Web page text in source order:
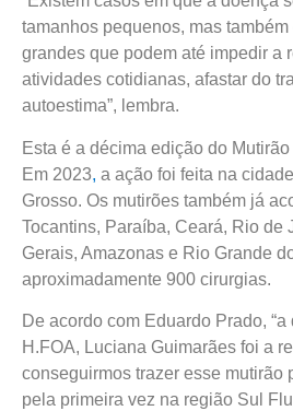
tamanhos pequenos, mas
grandes que podem até impedir a
atividades cotidianas, afastar do
autoestima”, lembra.
Esta é a décima edição do
Em 2023, a ação foi feita na
Grosso. Os mutirões também já
Tocantins, Paraíba, Ceará, Rio de
Gerais, Amazonas e Rio Grande
aproximadamente 900 cirurgias.
De acordo com Eduardo Prado,
H.FOA, Luciana Guimarães foi a
conseguirmos trazer esse mutirão
pela primeira vez na região Sul